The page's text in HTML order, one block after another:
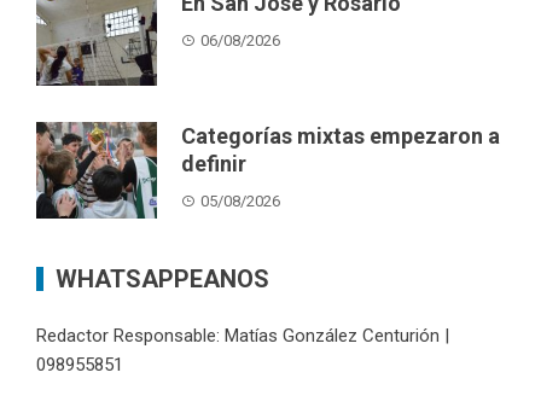
06/08/2026
Categorías mixtas empezaron a
definir
05/08/2026
WHATSAPPEANOS
Redactor Responsable: Matías González Centurión |
098955851